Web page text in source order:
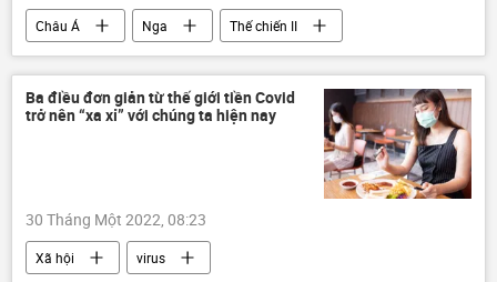
Châu Á Nga
Thế chiến II
Liên Xô
Hồ Chí Minh
Châu Âu
Hợp tác Nga-Việt
Tác giả
Quan điểm-Ý kiến
Ba điều đơn giản từ thế giới tiền Covid
trở nên “xa xỉ” với chúng ta hiện nay
30 Tháng Một 2022, 08:23
Xã hội virus